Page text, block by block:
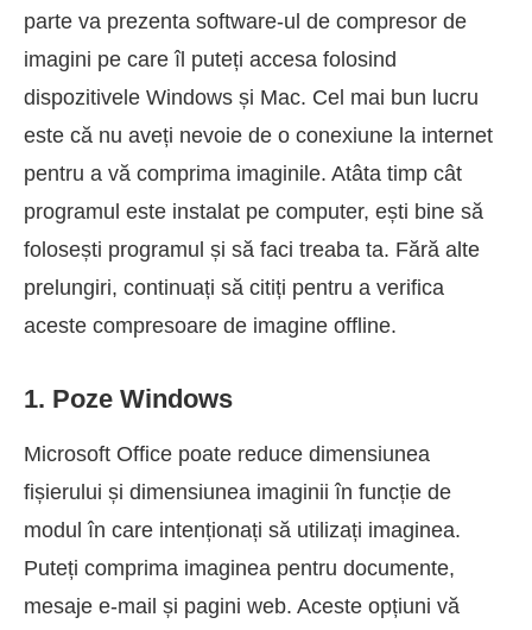
parte va prezenta software-ul de compresor de
imagini pe care îl puteți accesa folosind
dispozitivele Windows și Mac. Cel mai bun lucru
este că nu aveți nevoie de o conexiune la internet
pentru a vă comprima imaginile. Atâta timp cât
programul este instalat pe computer, ești bine să
folosești programul și să faci treaba ta. Fără alte
prelungiri, continuați să citiți pentru a verifica
aceste compresoare de imagine offline.
1. Poze Windows
Microsoft Office poate reduce dimensiunea
fișierului și dimensiunea imaginii în funcție de
modul în care intenționați să utilizați imaginea.
Puteți comprima imaginea pentru documente,
mesaje e-mail și pagini web. Aceste opțiuni vă